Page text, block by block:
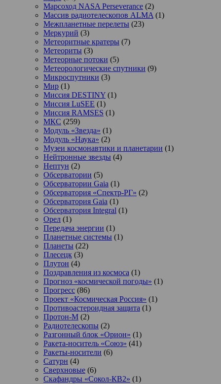
Марсоход NASA Perseverance (2)
Массив радиотелескопов ALMA (1)
Межпланетные перелеты (23)
Меркурий (3)
Метеоритные кратеры (7)
Метеориты (3)
Метеорные потоки (5)
Метеорологические спутники (9)
Микроспутники (3)
Мир (1)
Миссия DESTINY (1)
Миссия LuSEE (1)
Миссия RAMSES (1)
МКС (259)
Модуль «Звезда» (1)
Модуль «Наука» (2)
Музеи космонавтики и планетарии (1)
Нейтронные звезды (4)
Нептун (2)
Обсерватории (5)
Обсерватории Gaia (1)
Обсерватория «Спектр-РГ» (2)
Обсерватория Gaia (1)
Обсерватория Integral (1)
Орел (1)
Передача энергии (1)
Планетные системы (1)
Планеты (22)
Плесецк (3)
Плутон (4)
Поздравления из космоса (1)
Прогноз «космической погоды» (1)
Прогресс (86)
Проект «Космическая Россия» (1)
Противоастероидная защита (1)
Протон-М (2)
Радиотелескопы (2)
Разгонный блок «Орион» (1)
Ракета-носитель «Союз» (41)
Ракеты-носители (6)
Сатурн (4)
Сверхновые (6)
Скафандры «Сокол-КВ2» (1)